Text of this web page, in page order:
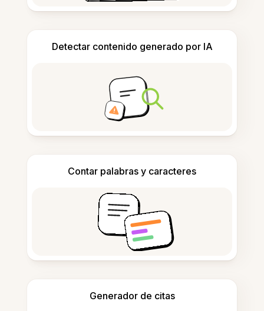
Detectar contenido generado por IA
Contar palabras y caracteres
Generador de citas